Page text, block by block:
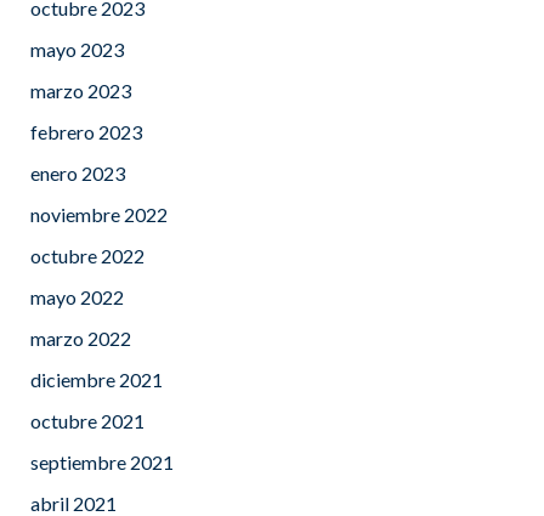
octubre 2023
mayo 2023
marzo 2023
febrero 2023
enero 2023
noviembre 2022
octubre 2022
mayo 2022
marzo 2022
diciembre 2021
octubre 2021
septiembre 2021
abril 2021